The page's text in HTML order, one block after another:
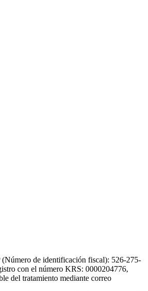
de identificación fiscal): 526-275-
con el número KRS: 0000204776,
del tratamiento mediante correo